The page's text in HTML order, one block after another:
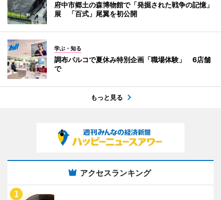
府中市郷土の森博物館で「発掘された戦争の記憶」
展 「百式」尾翼を初公開
学ぶ・知る
調布パルコで夏休み特別企画「職場体験」 6店舗
で
もっと見る
アクセスランキング